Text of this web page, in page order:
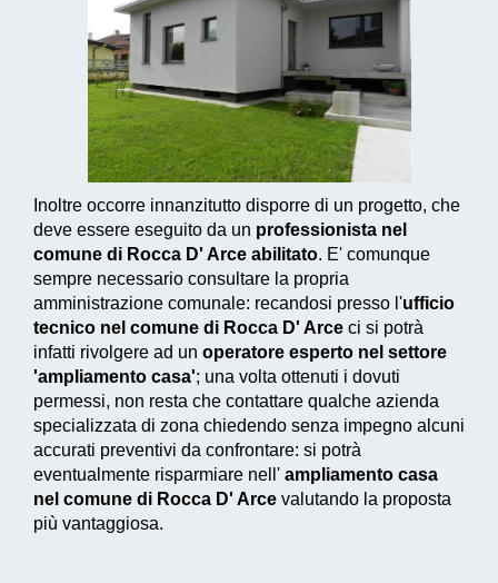
Inoltre occorre innanzitutto disporre di un progetto, che
deve essere eseguito da un professionista nel
comune di Rocca D' Arce abilitato. E' comunque
sempre necessario consultare la propria
amministrazione comunale: recandosi presso l'ufficio
tecnico nel comune di Rocca D' Arce ci si potrà
infatti rivolgere ad un operatore esperto nel settore
'ampliamento casa'; una volta ottenuti i dovuti
permessi, non resta che contattare qualche azienda
specializzata di zona chiedendo senza impegno alcuni
accurati preventivi da confrontare: si potrà
eventualmente risparmiare nell' ampliamento casa
nel comune di Rocca D' Arce valutando la proposta
più vantaggiosa.